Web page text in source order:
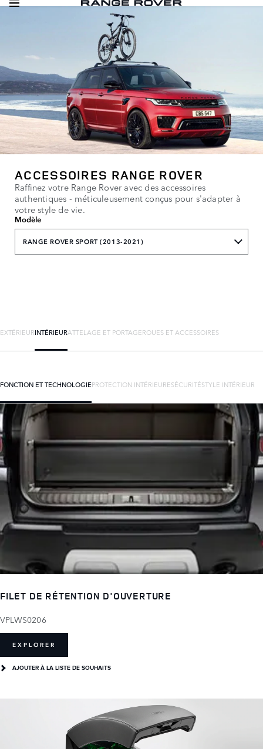
ACCESSOIRES RANGE ROVER
Raffinez votre Range Rover avec des accessoires
authentiques - méticuleusement conçus pour s'adapter à
votre style de vie.
Modèle
RANGE ROVER SPORT (2013-2021)
EXTÉRIEURINTÉRIEURATTELAGE ET PORTAGEROUES ET ACCESSOIRES
FONCTION ET TECHNOLOGIEPROTECTION INTÉRIEURESÉCURITÉSTYLE INTÉRIEUR
FILET DE RÉTENTION D'OUVERTURE
VPLWS0206
EXPLORER
AJOUTER À LA LISTE DE SOUHAITS